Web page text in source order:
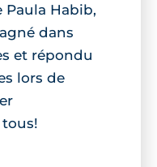
Paula Habib,
dans
et répondu
lors de